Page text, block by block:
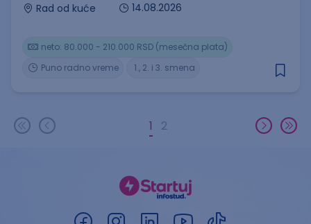
Rad od kuće
14.08.2026
1., 2. i 3. smena
Puno radno vreme
neto: 80.000 - 210.000 RSD (mesečna plata)
1 2